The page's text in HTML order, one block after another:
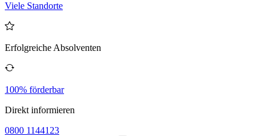
Viele Standorte
Erfolgreiche Absolventen
100% förderbar
Direkt informieren
0800 1144123